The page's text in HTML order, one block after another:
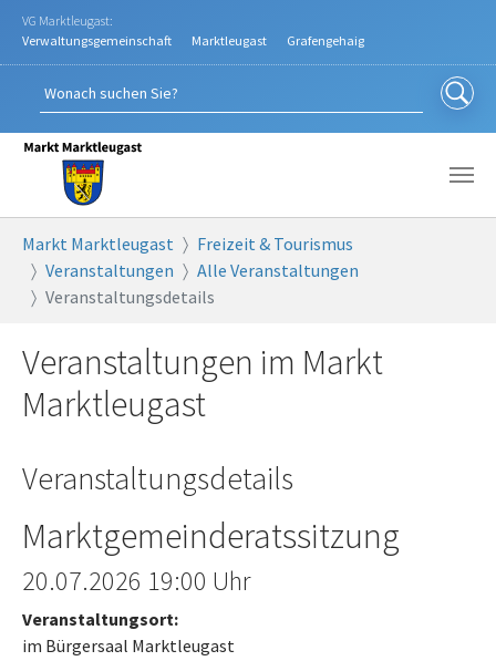
Zum Hauptinhalt springen
VG Marktleugast:
Verwaltungsgemeinschaft
Marktleugast Grafengehaig
Markt Marktleugast
Freizeit & Tourismus
Veranstaltungen
Alle Veranstaltungen
Veranstaltungsdetails
Veranstaltungen im Markt
Marktleugast
Veranstaltungsdetails
Marktgemeinderatssitzung
20.07.2026 19:00 UhrOffenes Ende
Veranstaltungsort:
im Bürgersaal Marktleugast